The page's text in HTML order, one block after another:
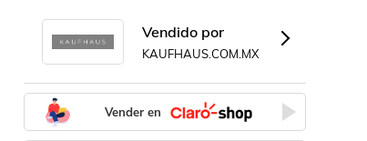
Vendido por
KAUFHAUS.COM.MX
Vender en